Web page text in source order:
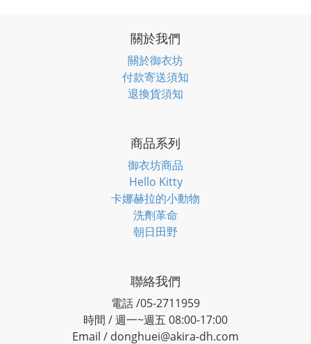
關於我們
關於御衣坊
付款寄送須知
退換貨須知
商品系列
御衣坊商品
Hello Kitty
卡娜赫拉的小動物
洗劑革命
朝日田野
聯絡我們
電話 /05-2711959
時間 / 週一~週五 08:00-17:00
Email / donghuei@akira-dh.com